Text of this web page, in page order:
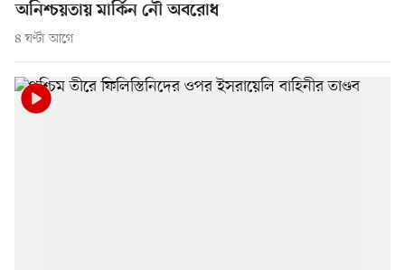
অনিশ্চয়তায় মার্কিন নৌ অবরোধ
৪ ঘণ্টা আগে